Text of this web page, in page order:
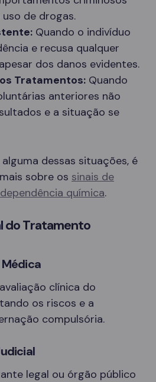
de drogas.
Quando o indivíduo
e recusa qualquer
dos danos evidentes.
Tratamentos: Quando
anteriores não
e a situação se
dessas situações, é
sobre os sinais de
química.
do Tratamento
Médica
clínica do
os riscos e a
compulsória.
legal ou órgão público